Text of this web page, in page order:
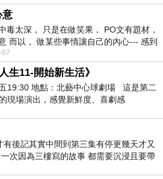
意
毒太深， 只是在做笑果， PO文有題材，
而以， 做某些事情讓自己的內心--- 感到
07
生11-開始新生活》
19:30 地點：北藝中心球劇場 這是第二
現場演出，感覺新鮮度、喜劇感
後記其實中間到第三集有停更幾天才又
次因為三樓寫的故事 都需要沉浸且要帶